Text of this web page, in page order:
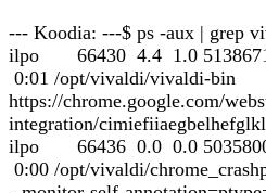
--- Koodia: ---$ ps -aux | grep
ilpo 66430 4.4 1.0
0:01 /opt/vivaldi/vivaldi-bin
https://chrome.google.com/
integration/
ilpo 66436 0.0 0.0
0:00 /opt/vivaldi/